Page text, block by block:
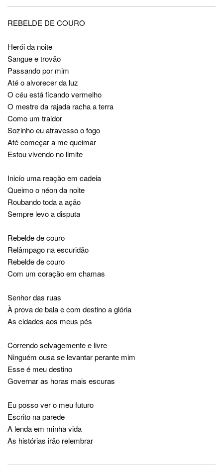
REBELDE DE COURO
Herói da noite
Sangue e trovão
Passando por mim
Até o alvorecer da luz
O céu está ficando vermelho
O mestre da rajada racha a terra
Como um traidor
Sozinho eu atravesso o fogo
Até começar a me queimar
Estou vivendo no limite
Inicio uma reação em cadeia
Queimo o néon da noite
Roubando toda a ação
Sempre levo a disputa
Rebelde de couro
Relâmpago na escuridão
Rebelde de couro
Com um coração em chamas
Senhor das ruas
À prova de bala e com destino a glória
As cidades aos meus pés
Correndo selvagemente e livre
Ninguém ousa se levantar perante mim
Esse é meu destino
Governar as horas mais escuras
Eu posso ver o meu futuro
Escrito na parede
A lenda em minha vida
As histórias irão relembrar